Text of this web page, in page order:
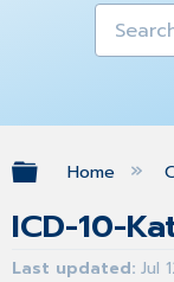
Expand/
Home
ICD-10-
Last updated Jul